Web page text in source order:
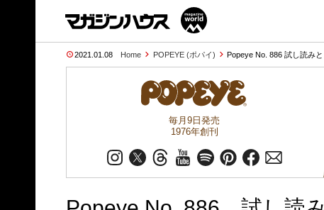
2021.01.08 Home POPEYE (ポパイ) Popeye No. 886 試し読みと
毎月9日発売
1976年創刊